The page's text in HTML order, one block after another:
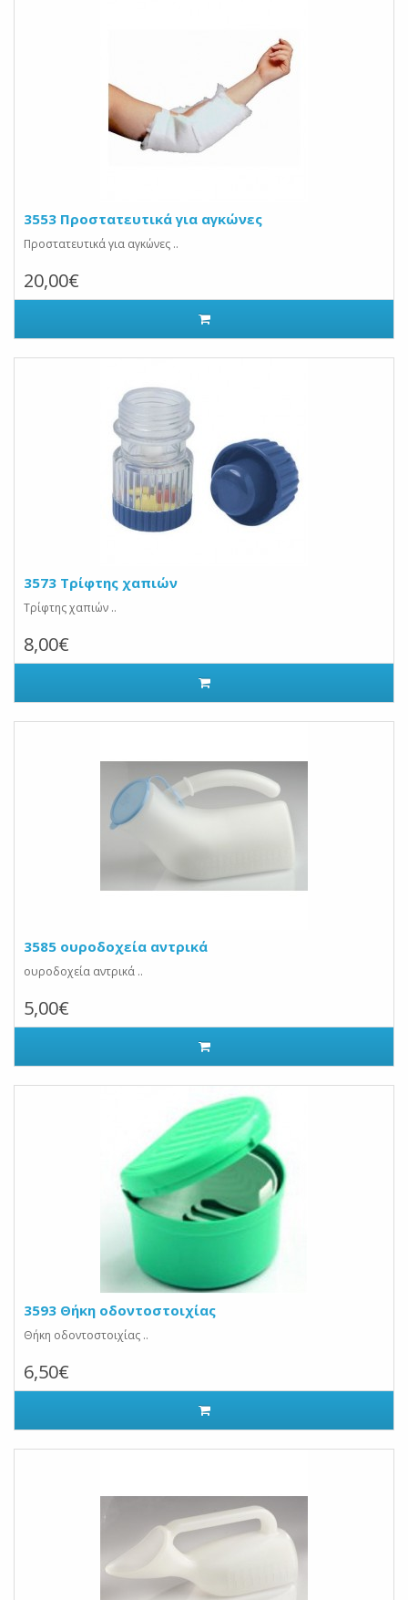
3553 Προστατευτικά για αγκώνες
Προστατευτικά για αγκώνες ..
20,00€
3573 Τρίφτης χαπιών
Τρίφτης χαπιών ..
8,00€
3585 ουροδοχεία αντρικά
ουροδοχεία αντρικά ..
5,00€
3593 Θήκη οδοντοστοιχίας
Θήκη οδοντοστοιχίας ..
6,50€